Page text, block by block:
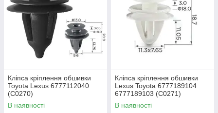
Кліпса кріплення обшивки
Toyota Lexus 6777112040
(C0270)
В наявності
Кліпса кріплення обшивки
Lexus Toyota 6777189104
6777189103 (C0271)
В наявності